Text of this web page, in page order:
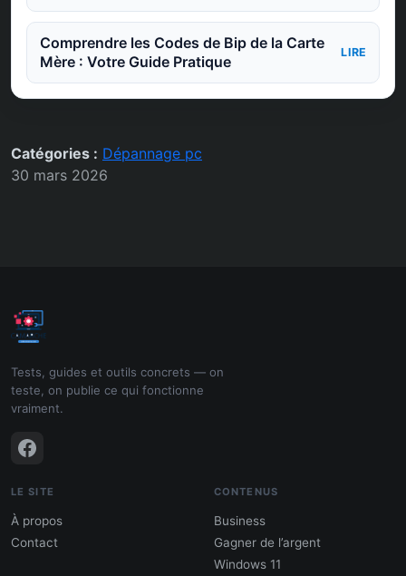
Comprendre les Codes de Bip de la Carte
Mère : Votre Guide Pratique
LIRE
Catégories : Dépannage pc
30 mars 2026
Tests, guides et outils concrets — on
teste, on publie ce qui fonctionne
vraiment.
LE SITE
À propos
Contact
CONTENUS
Business
Gagner de l’argent
Windows 11